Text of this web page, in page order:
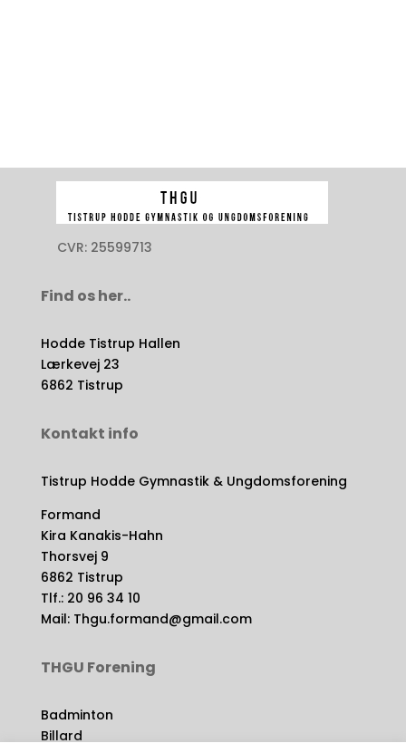
CVR: 25599713
Find os her..
Hodde Tistrup Hallen
Lærkevej 23
6862 Tistrup
Kontakt info
Tistrup Hodde Gymnastik & Ungdomsforening
Formand
Kira Kanakis-Hahn
Thorsvej 9
6862 Tistrup
Tlf.: 20 96 34 10
Mail: Thgu.formand@gmail.com
THGU Forening
Badminton
Billard